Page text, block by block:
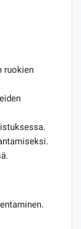
ruokien